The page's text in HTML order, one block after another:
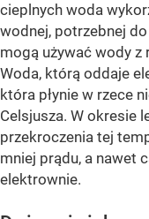
cieplnych woda
wodnej, potrzebnej
mogą używać wody z
Woda, którą oddaje
która płynie w rzece
Celsjusza. W okresie
przekroczenia tej
mniej prądu, a nawet
elektrownie.